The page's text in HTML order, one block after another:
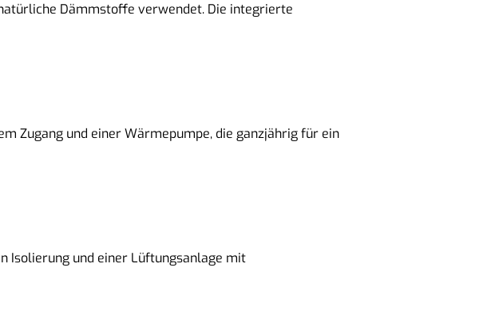
Dämmstoffe verwendet. Die integrierte
Zugang und einer Wärmepumpe, die ganzjährig für ein
Isolierung und einer Lüftungsanlage mit